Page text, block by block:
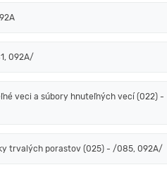
092A/
veci a súbory hnuteľných vecí (022) -
trvalých porastov (025) - /085, 092A/